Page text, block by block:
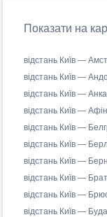
Показати на
відстань Київ —
відстань Київ —
відстань Київ —
відстань Київ —
відстань Київ —
відстань Київ —
відстань Київ — Берн
відстань Київ —
відстань Київ —
відстань Київ —